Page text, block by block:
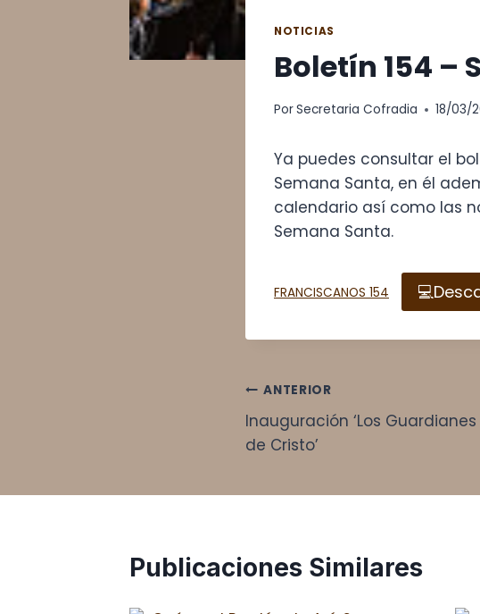
NOTICIAS
Boletín 154 –
PorSecretaria Cofradia 18/03/
Ya puedes consultar el
Semana Santa, en él
calendario así como las
Semana Santa.
FRANCISCANOS 154
Navegación
de
ANTERIOR
Inauguración ‘Los
de Cristo’
Publicaciones Similares